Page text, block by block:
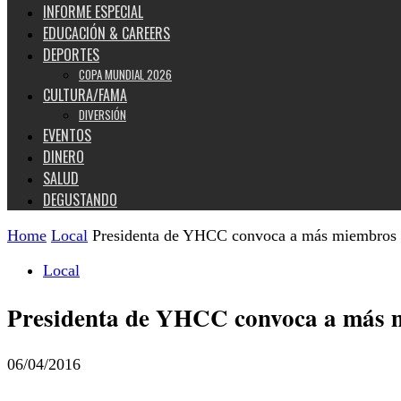
INFORME ESPECIAL
EDUCACIÓN & CAREERS
DEPORTES
COPA MUNDIAL 2026
CULTURA/FAMA
DIVERSIÓN
EVENTOS
DINERO
SALUD
DEGUSTANDO
Home Local Presidenta de YHCC convoca a más miembros
Local
Presidenta de YHCC convoca a más
06/04/2016